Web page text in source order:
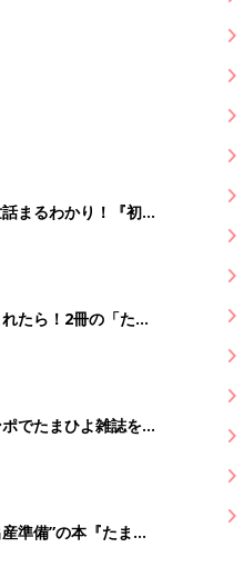
まるわかり！『初め
夏号』〈巻頭大特
たら！2冊の「たま
でたまひよ雑誌を買
【期間限定】
準備”の本『たまご
ペシャル大特集〉